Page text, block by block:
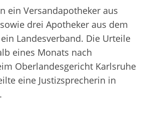
ein Versandapotheker aus
drei Apotheker aus dem
Landesverband. Die Urteile
eines Monats nach
Oberlandesgericht Karlsruhe
eine Justizsprecherin in